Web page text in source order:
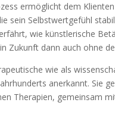
ermöglicht dem
sein Selbstwertgefühl
wie künstlerische
Zukunft dann auch ohne
wie als
anerkannt. Sie
Therapien, gemeinsam